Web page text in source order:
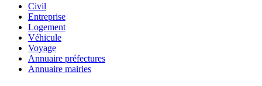
Civil
Entreprise
Logement
Véhicule
Voyage
Annuaire préfectures
Annuaire mairies